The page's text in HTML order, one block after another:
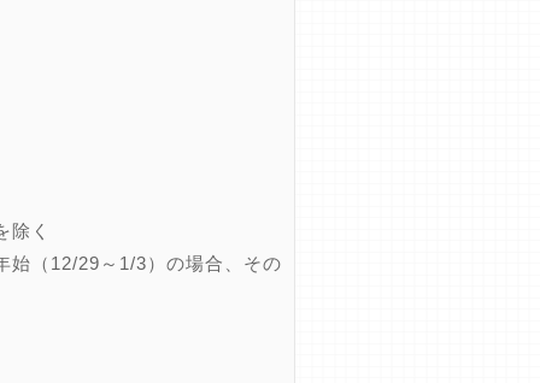
除く
始（12/29～1/3）の場合、その